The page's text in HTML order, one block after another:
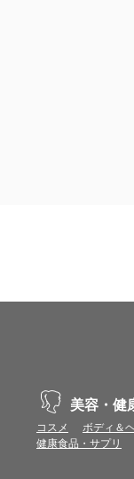
が使用できる環境でご
美容・健
コスメ
ボディ＆
健康食品・サプリ